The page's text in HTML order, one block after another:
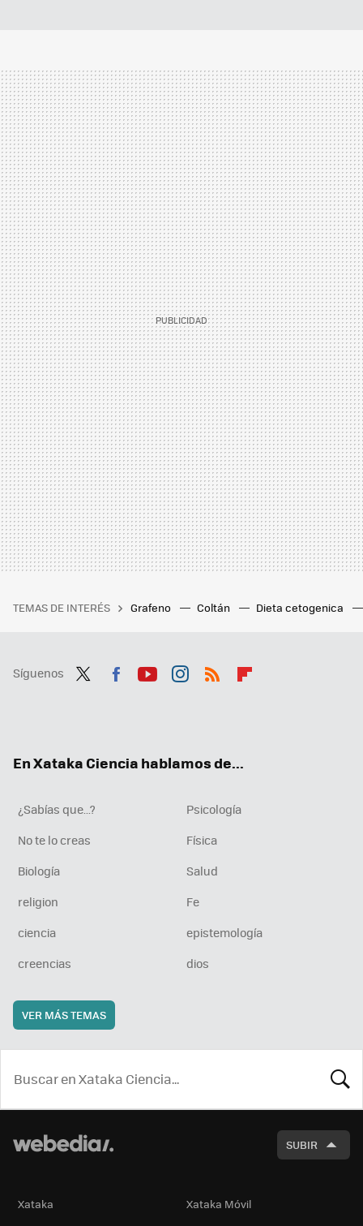
TEMAS DE INTERÉS Grafeno Coltán Dieta cetogenica
Síguenos
En Xataka Ciencia hablamos de...
¿Sabías que...?
Psicología
No te lo creas
Física
Biología
Salud
religion
Fe
ciencia
epistemología
creencias
dios
VER MÁS TEMAS
SUBIR
Xataka
Xataka Móvil